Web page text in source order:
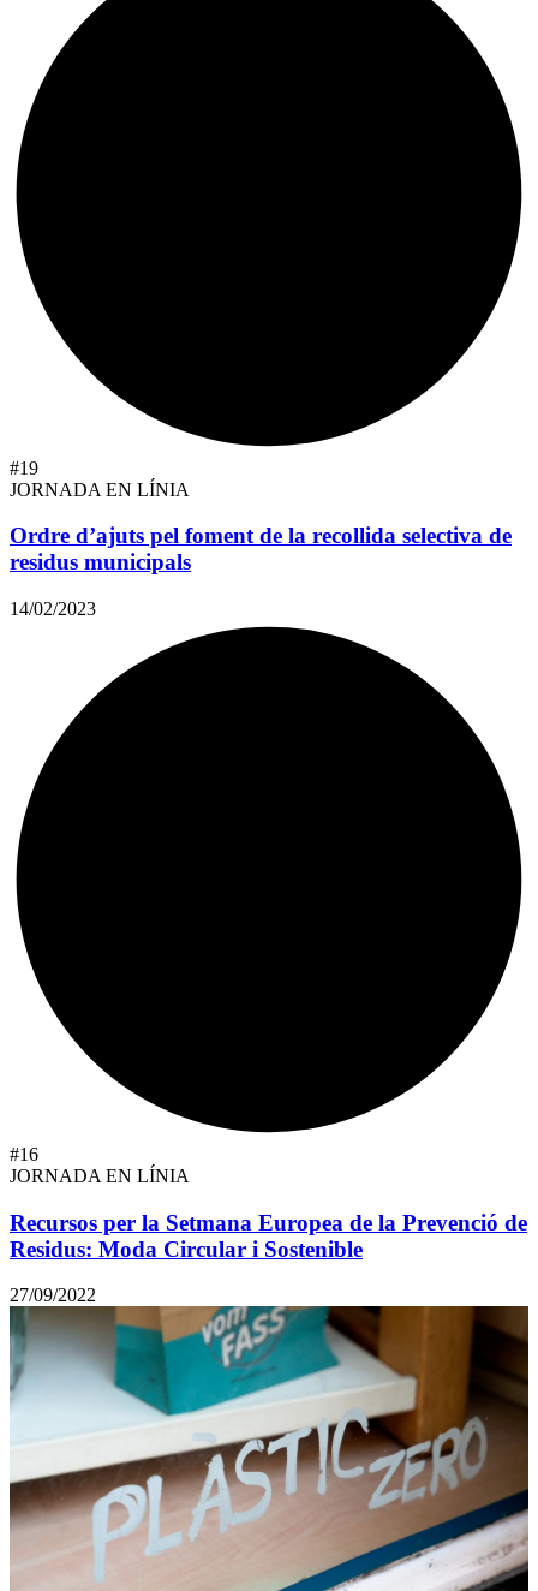
#19
JORNADA EN LÍNIA
Ordre d’ajuts pel foment de la recollida selectiva de
residus municipals
14/02/2023
#16
JORNADA EN LÍNIA
Recursos per la Setmana Europea de la Prevenció de
Residus: Moda Circular i Sostenible
27/09/2022